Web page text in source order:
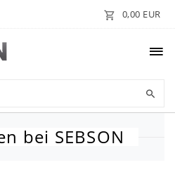
0,00 EUR
bei SEBSON